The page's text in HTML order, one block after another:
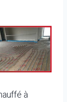
à